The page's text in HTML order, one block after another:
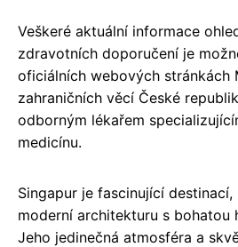
Veškeré aktuální informace
zdravotních doporučení je
oficiálních webových stránkách
zahraničních věcí České
odborným lékařem
medicínu.
Singapur je fascinující
moderní architekturu s bohatou
Jeho jedinečná atmosféra a